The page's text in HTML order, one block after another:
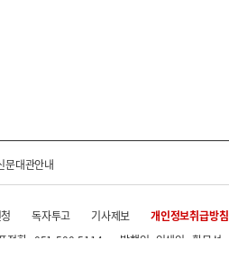
문대관안내
독자투고 기사제보 개인정보취급방침
전화 : 051-500-5114 발행인·인쇄인 : 황문성